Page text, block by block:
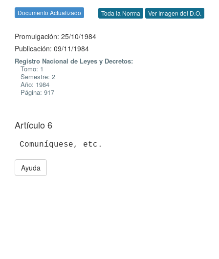
Documento Actualizado Toda la Norma Ver Imagen del D.O.
Promulgación: 25/10/1984
Publicación: 09/11/1984
Registro Nacional de Leyes y Decretos:
Tomo: 1
Semestre: 2
Año: 1984
Página: 917
Artículo 6
Ayuda